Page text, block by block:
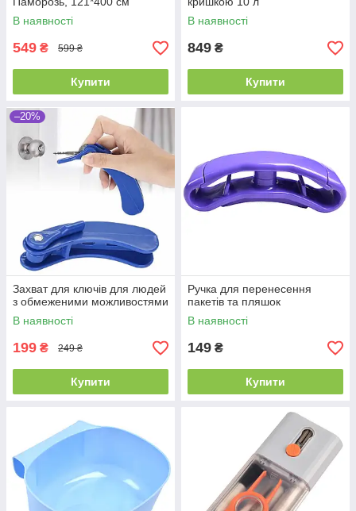
В наявності
549 ₴ 599 ₴
Купити
В наявності
849 ₴
Купити
–20%
Захват для ключів для людей
з обмеженими можливостями
В наявності
199 ₴ 249 ₴
Купити
Ручка для перенесення
пакетів та пляшок
В наявності
149 ₴
Купити